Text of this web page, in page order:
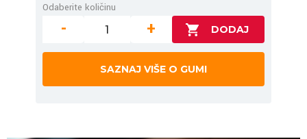
Odaberite količinu
- +
SAZNAJ VIŠE O GUMI